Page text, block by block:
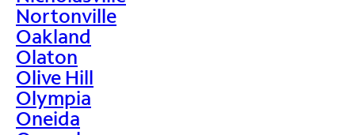
Nortonville
Oakland
Olaton
Olive Hill
Olympia
Oneida